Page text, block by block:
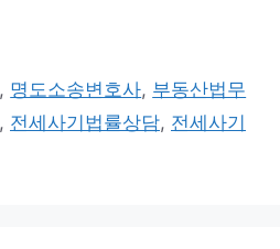
, 명도소송변호사, 부동산법무
, 전세사기법률상담, 전세사기